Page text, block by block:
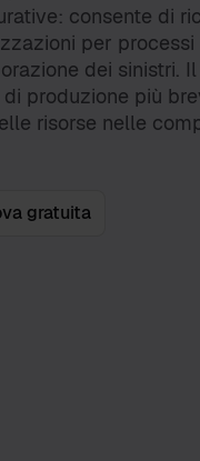
consente di
per
dei sinistri.
produzione più
risorse nelle
gratuita